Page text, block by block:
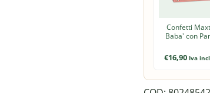
Confetti
Baba' con
€16,90 Iva